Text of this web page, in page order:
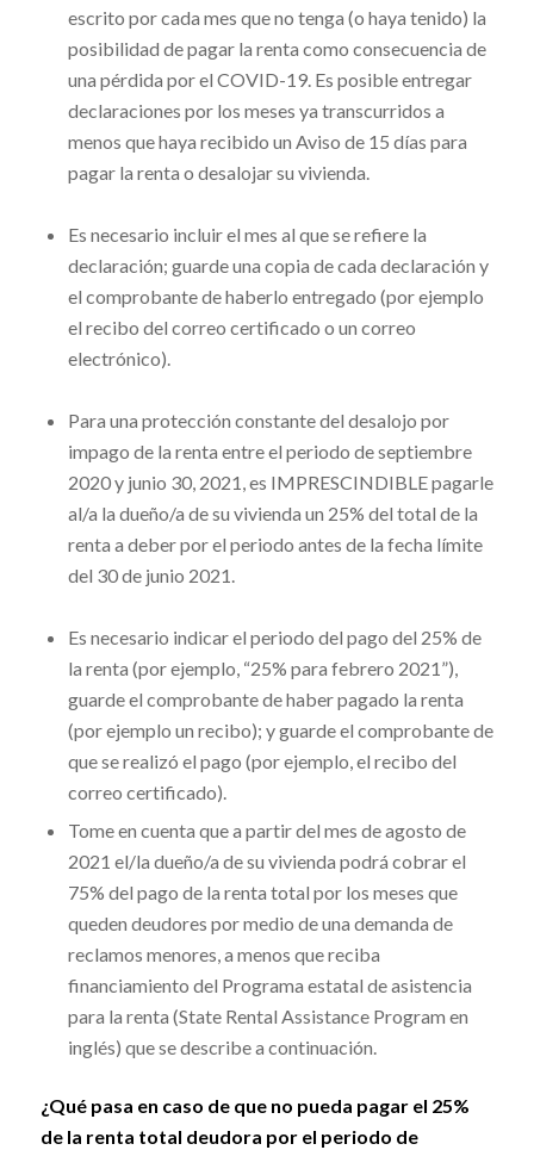
escrito por cada mes que no tenga (o haya tenido) la
posibilidad de pagar la renta como consecuencia de
una pérdida por el COVID-19. Es posible entregar
declaraciones por los meses ya transcurridos a
menos que haya recibido un Aviso de 15 días para
pagar la renta o desalojar su vivienda.
Es necesario incluir el mes al que se refiere la
declaración; guarde una copia de cada declaración y
el comprobante de haberlo entregado (por ejemplo
el recibo del correo certificado o un correo
electrónico).
Para una protección constante del desalojo por
impago de la renta entre el periodo de septiembre
2020 y junio 30, 2021, es IMPRESCINDIBLE pagarle
al/a la dueño/a de su vivienda un 25% del total de la
renta a deber por el periodo antes de la fecha límite
del 30 de junio 2021.
Es necesario indicar el periodo del pago del 25% de
la renta (por ejemplo, “25% para febrero 2021”),
guarde el comprobante de haber pagado la renta
(por ejemplo un recibo); y guarde el comprobante de
que se realizó el pago (por ejemplo, el recibo del
correo certificado).
Tome en cuenta que a partir del mes de agosto de
2021 el/la dueño/a de su vivienda podrá cobrar el
75% del pago de la renta total por los meses que
queden deudores por medio de una demanda de
reclamos menores, a menos que reciba
financiamiento del Programa estatal de asistencia
para la renta (State Rental Assistance Program en
inglés) que se describe a continuación.
¿Qué pasa en caso de que no pueda pagar el 25%
de la renta total deudora por el periodo de